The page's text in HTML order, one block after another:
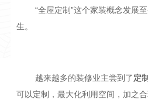
自建房
大平层
实木门 客厅 卧室 厨房
卫生间
“全屋定制”这个家装概念发展
生。
越来越多的装修业主尝到了定
可以定制，最大化利用空间，加之